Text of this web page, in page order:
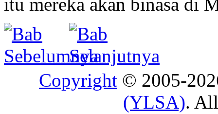
itu mereka akan binasa di
Copyright © 2005-
(YLSA).